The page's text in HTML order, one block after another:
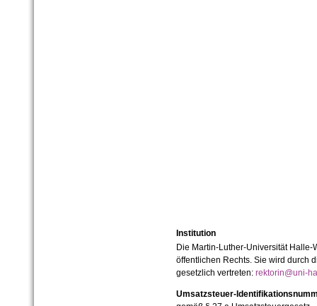
Institution
Die Martin-Luther-Universität
öffentlichen Rechts. Sie wird durch
gesetzlich vertreten: rektorin@uni-
Umsatzsteuer-